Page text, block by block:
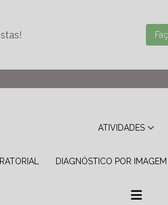
ATIVIDADES
DIAGNÓSTICO POR IMAGEM